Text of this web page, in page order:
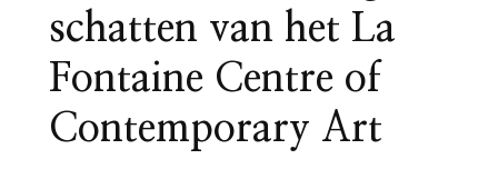
schatten van het La
Fontaine Centre of
Contemporary Art